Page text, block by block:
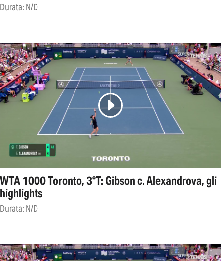
Durata: N/D
WTA 1000 Toronto, 3°T: Gibson c. Alexandrova, gli
highlights
Durata: N/D